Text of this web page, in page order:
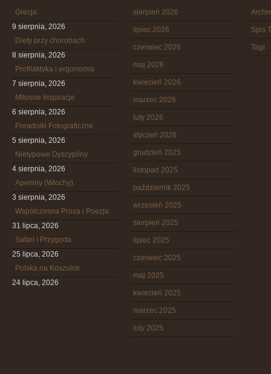
Grecja
9 sierpnia, 2026
Diety przy chorobach
8 sierpnia, 2026
Profilaktyka i ergonomia
7 sierpnia, 2026
Miłosne Inspiracje
6 sierpnia, 2026
Poradniki Fotograficzne
5 sierpnia, 2026
Nietypowe Dyscypliny
4 sierpnia, 2026
Apeniny (Włochy)
3 sierpnia, 2026
Współczesna Proza i Poezja
31 lipca, 2026
Safari i Przygoda
25 lipca, 2026
Polska na Koszulce
24 lipca, 2026
sierpień 2026
lipiec 2026
czerwiec 2026
maj 2026
kwiecień 2026
marzec 2026
luty 2026
styczeń 2026
grudzień 2025
listopad 2025
październik 2025
wrzesień 2025
sierpień 2025
lipiec 2025
czerwiec 2025
maj 2025
kwiecień 2025
marzec 2025
luty 2025
Spis
Tagi